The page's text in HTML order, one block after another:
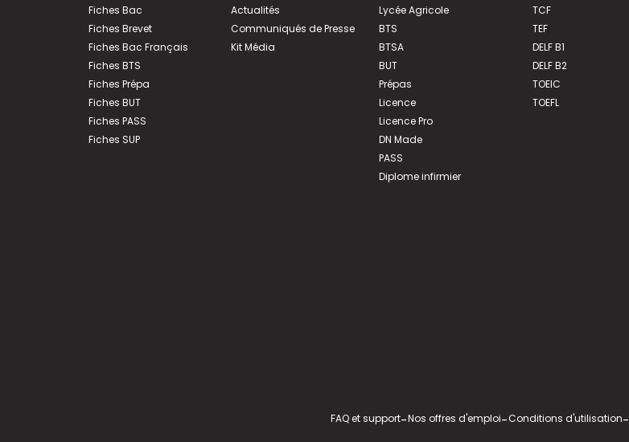
Fiches Bac
Fiches Brevet
Fiches Bac Français
Fiches BTS
Fiches Prépa
Fiches BUT
Fiches PASS
Fiches SUP
Actualités
Communiqués de Presse
Kit Média
Lycée Agricole
BTS
BTSA
BUT
Prépas
Licence
Licence Pro
DN Made
PASS
Diplome infirmier
TCF
TEF
DELF B1
DELF B2
TOEIC
TOEFL
FAQ et support-Nos offres d'emploi-Conditions d'utilisation-